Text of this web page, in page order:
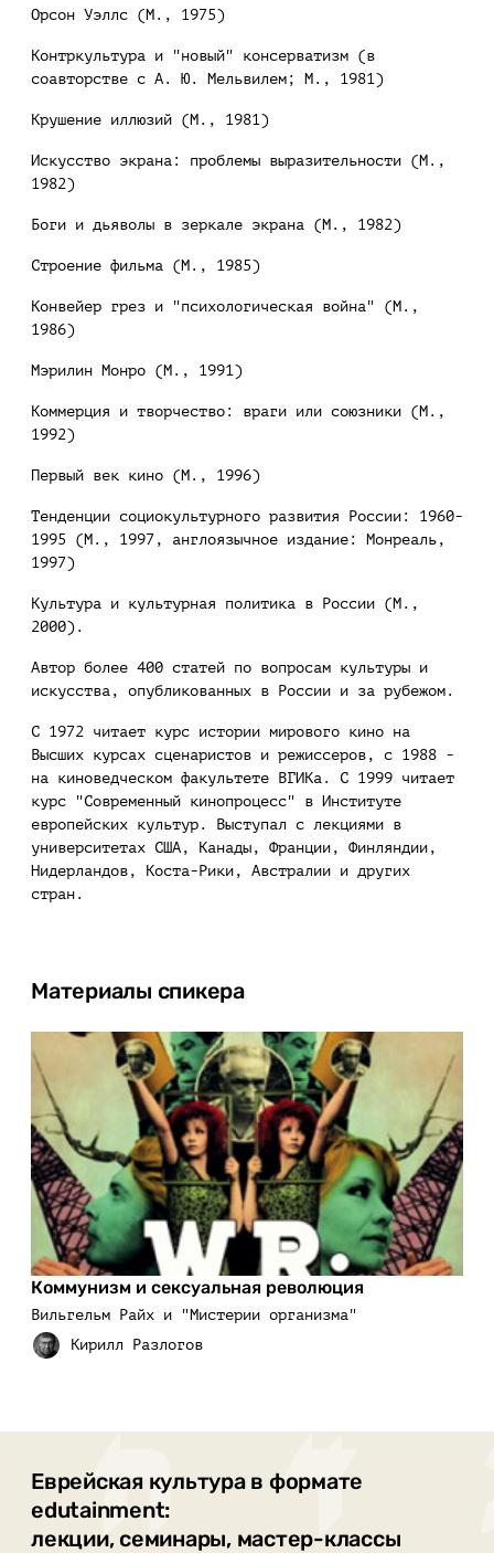
Орсон Уэллс (М., 1975)
Контркультура и "новый" консерватизм (в
соавторстве с А. Ю. Мельвилем; М., 1981)
Крушение иллюзий (М., 1981)
Искусство экрана: проблемы выразительности (М.,
1982)
Боги и дьяволы в зеркале экрана (М., 1982)
Строение фильма (М., 1985)
Конвейер грез и "психологическая война" (М.,
1986)
Мэрилин Монро (М., 1991)
Коммерция и творчество: враги или союзники (М.,
1992)
Первый век кино (М., 1996)
Тенденции социокультурного развития России: 1960-
1995 (М., 1997, англоязычное издание: Монреаль,
1997)
Культура и культурная политика в России (М.,
2000).
Автор более 400 статей по вопросам культуры и
искусства, опубликованных в России и за рубежом.
С 1972 читает курс истории мирового кино на
Высших курсах сценаристов и режиссеров, с 1988 -
на киноведческом факультете ВГИКа. С 1999 читает
курс "Современный кинопроцесс" в Институте
европейских культур. Выступал с лекциями в
университетах США, Канады, Франции, Финляндии,
Нидерландов, Коста-Рики, Австралии и других
стран.
Материалы спикера
Коммунизм и сексуальная революция
Вильгельм Райх и "Мистерии организма"
Еврейская культура в формате
edutainment:
лекции, семинары, мастер-классы